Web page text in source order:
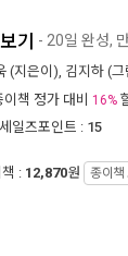
기 - 20일 완성,
(지은이), 김지하 (그
이책 정가 대비 16%
일즈포인트 : 15
: 12,870원 종이책